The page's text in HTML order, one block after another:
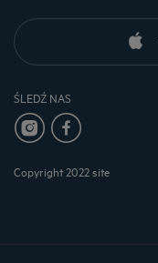
ŚLEDŹ NAS
Copyright 2022 site